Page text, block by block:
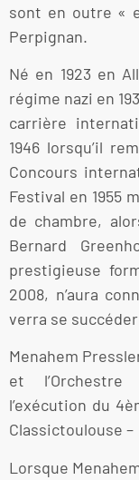
sont en outre «
Perpignan.
Né en 1923 en
régime nazi en
carrière
1946 lorsqu’il
Concours
Festival en 1955
de chambre,
Bernard
prestigieuse
2008, n’aura
verra se
Menahem
et
l’exécution du
Classictoulouse –
Lorsque